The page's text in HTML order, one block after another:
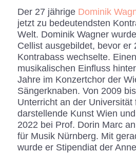
Der 27 jährige Dominik
jetzt zu bedeutendsten
Welt. Dominik Wagner
Cellist ausgebildet, bevor er
Kontrabass wechselte.
musikalischen Einfluss
Jahre im Konzertchor der
Sängerknaben. Von 2009
Unterricht an der Universität
darstellende Kunst Wien
2022 bei Prof. Dorin Marc
für Musik Nürnberg. Mit
wurde er Stipendiat der